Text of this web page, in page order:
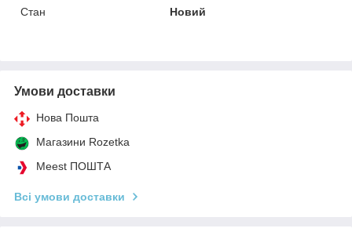
Стан
Новий
Умови доставки
Нова Пошта
Магазини Rozetka
Meest ПОШТА
Всі умови доставки